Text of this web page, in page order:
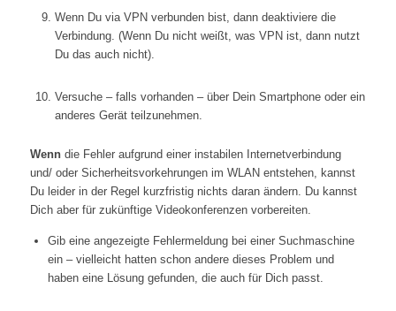
Wenn Du via VPN verbunden bist, dann deaktiviere die
Verbindung. (Wenn Du nicht weißt, was VPN ist, dann nutzt
Du das auch nicht).
Versuche – falls vorhanden – über Dein Smartphone oder ein
anderes Gerät teilzunehmen.
Wenndie Fehler aufgrund einer instabilen Internetverbindung
und/ oder Sicherheitsvorkehrungen im WLAN entstehen, kannst
Du leider in der Regel kurzfristig nichts daran ändern. Du kannst
Dich aber für zukünftige Videokonferenzen vorbereiten.
Gib eine angezeigte Fehlermeldung bei einer Suchmaschine
ein – vielleicht hatten schon andere dieses Problem und
haben eine Lösung gefunden, die auch für Dich passt.